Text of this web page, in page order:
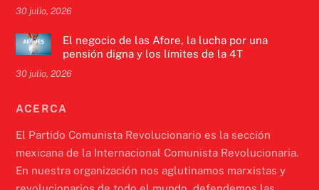
30 julio, 2026
El negocio de las Afore, la lucha por una
pensión digna y los límites de la 4T
30 julio, 2026
ACERCA
El Partido Comunista Revolucionario es la sección
mexicana de la Internacional Comunista Revolucionaria.
En nuestra organización nos aglutinamos marxistas y